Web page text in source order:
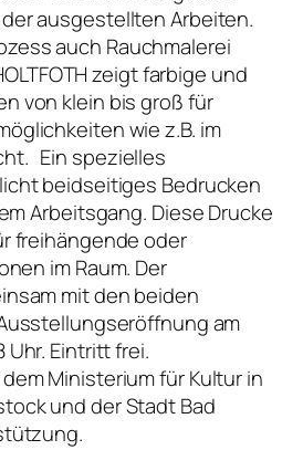
ausgestellten Arbeiten.
auch Rauchmalerei
zeigt farbige und
von klein bis groß für
wie z.B. im
Ein spezielles
beidseitiges Bedrucken
Arbeitsgang. Diese Drucke
freihängende oder
im Raum. Der
mit den beiden
am
Uhr. Eintritt frei.
Ministerium für Kultur in
und der Stadt Bad